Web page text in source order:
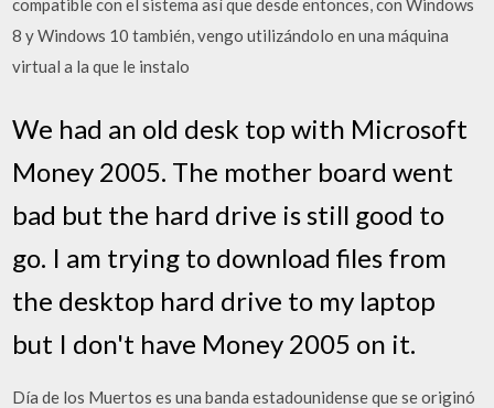
compatible con el sistema así que desde entonces, con Windows
8 y Windows 10 también, vengo utilizándolo en una máquina
virtual a la que le instalo
We had an old desk top with Microsoft
Money 2005. The mother board went
bad but the hard drive is still good to
go. I am trying to download files from
the desktop hard drive to my laptop
but I don't have Money 2005 on it.
Día de los Muertos es una banda estadounidense que se originó